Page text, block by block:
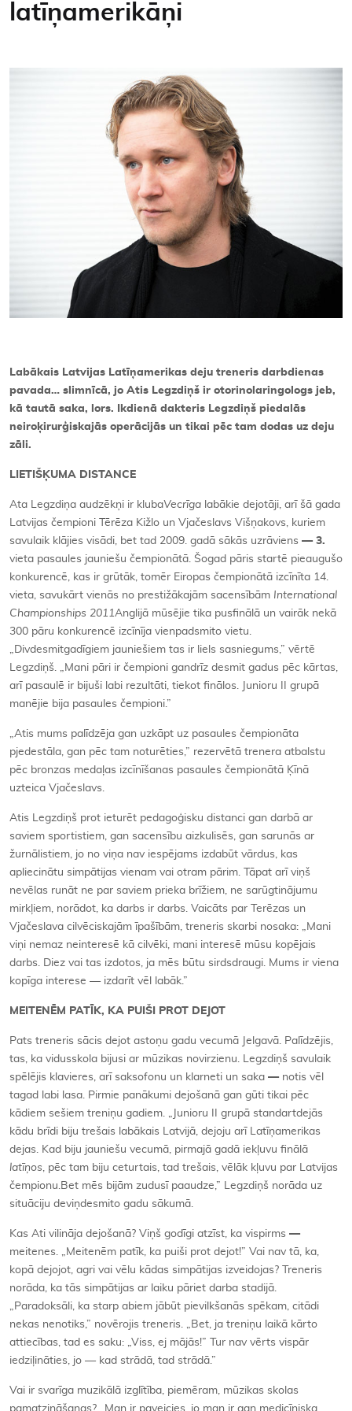
Kontakti
latīņamerikāņi
Labākais Latvijas Latīņamerikas deju treneris darbdienas
pavada… slimnīcā, jo Atis Legzdiņš ir otorinolaringologs jeb,
kā tautā saka, lors. Ikdienā dakteris Legzdiņš piedalās
neiroķirurģiskajās operācijās un tikai pēc tam dodas uz deju
zāli.
LIETIŠĶUMA DISTANCE
Ata Legzdiņa audzēkņi ir klubaVecrīga labākie dejotāji, arī šā gada
Latvijas čempioni Tērēza Kižlo un Vjačeslavs Višņakovs, kuriem
savulaik klājies visādi, bet tad 2009. gadā sākās uzrāviens — 3.
vieta pasaules jauniešu čempionātā. Šogad pāris startē pieaugušo
konkurencē, kas ir grūtāk, tomēr Eiropas čempionātā izcīnīta 14.
vieta, savukārt vienās no prestižākajām sacensībām International
Championships 2011Anglijā mūsējie tika pusfinālā un vairāk nekā
300 pāru konkurencē izcīnīja vienpadsmito vietu.
„Divdesmitgadīgiem jauniešiem tas ir liels sasniegums,” vērtē
Legzdiņš. „Mani pāri ir čempioni gandrīz desmit gadus pēc kārtas,
arī pasaulē ir bijuši labi rezultāti, tiekot finālos. Junioru II grupā
manējie bija pasaules čempioni.”
„Atis mums palīdzēja gan uzkāpt uz pasaules čempionāta
pjedestāla, gan pēc tam noturēties,” rezervētā trenera atbalstu
pēc bronzas medaļas izcīnīšanas pasaules čempionātā Ķīnā
uzteica Vjačeslavs.
Atis Legzdiņš prot ieturēt pedagoģisku distanci gan darbā ar
saviem sportistiem, gan sacensību aizkulisēs, gan sarunās ar
žurnālistiem, jo no viņa nav iespējams izdabūt vārdus, kas
apliecinātu simpātijas vienam vai otram pārim. Tāpat arī viņš
nevēlas runāt ne par saviem prieka brīžiem, ne sarūgtinājumu
mirkļiem, norādot, ka darbs ir darbs. Vaicāts par Terēzas un
Vjačeslava cilvēciskajām īpašībām, treneris skarbi nosaka: „Mani
viņi nemaz neinteresē kā cilvēki, mani interesē mūsu kopējais
darbs. Diez vai tas izdotos, ja mēs būtu sirdsdraugi. Mums ir viena
kopīga interese — izdarīt vēl labāk.”
MEITENĒM PATĪK, KA PUIŠI PROT DEJOT
Pats treneris sācis dejot astoņu gadu vecumā Jelgavā. Palīdzējis,
tas, ka vidusskola bijusi ar mūzikas novirzienu. Legzdiņš savulaik
spēlējis klavieres, arī saksofonu un klarneti un saka — notis vēl
tagad labi lasa. Pirmie panākumi dejošanā gan gūti tikai pēc
kādiem sešiem treniņu gadiem. „Junioru II grupā standartdejās
kādu brīdi biju trešais labākais Latvijā, dejoju arī Latīņamerikas
dejas. Kad biju jauniešu vecumā, pirmajā gadā iekļuvu finālā
latīņos, pēc tam biju ceturtais, tad trešais, vēlāk kļuvu par Latvijas
čempionu.Bet mēs bijām zudusī paaudze,” Legzdiņš norāda uz
situāciju deviņdesmito gadu sākumā.
Kas Ati vilināja dejošanā? Viņš godīgi atzīst, ka vispirms —
meitenes. „Meitenēm patīk, ka puiši prot dejot!” Vai nav tā, ka,
kopā dejojot, agri vai vēlu kādas simpātijas izveidojas? Treneris
norāda, ka tās simpātijas ar laiku pāriet darba stadijā.
„Paradoksāli, ka starp abiem jābūt pievilkšanās spēkam, citādi
nekas nenotiks,” novērojis treneris. „Bet, ja treniņu laikā kārto
attiecības, tad es saku: „Viss, ej mājās!” Tur nav vērts vispār
iedziļināties, jo — kad strādā, tad strādā.”
Vai ir svarīga muzikālā izglītība, piemēram, mūzikas skolas
pamatzināšanas? „Man ir paveicies, jo man ir gan medicīniska